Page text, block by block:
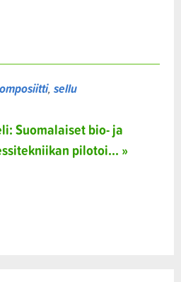
, sellu
Suomalaiset bio- ja
pilotoi... »